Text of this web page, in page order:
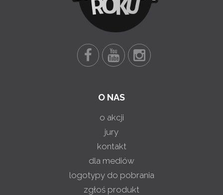
O NAS
o akcji
jury
kontakt
dla mediów
logotypy do pobrania
zgłoś produkt